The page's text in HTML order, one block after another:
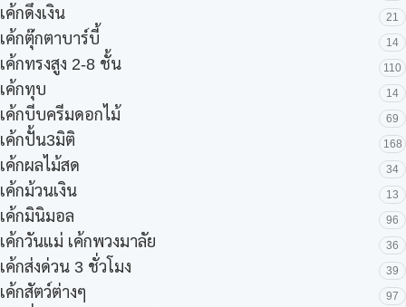
เค้กดึงเงิน 21
เค้กตุ๊กตาบาร์บี้ 14
เค้กทรงสูง 2-8 ชั้น 110
เค้กทุบ 14
เค้กบีบครีมดอกไม้ 69
เค้กปั้น3มิติ 168
เค้กผลไม้สด 34
เค้กม้วนเงิน 13
เค้กมินิมอล 96
เค้กวันแม่ เค้กพวงมาลัย 36
เค้กส่งด่วน 3 ชั่วโมง 39
เค้กสัตว์ต่างๆ 97